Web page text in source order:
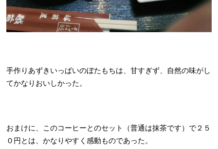
手作りあずきいっぱいのぼたもちは、甘すぎず、自然の味がし
てかなりおいしかった。
おまけに、このコーヒーとのセット（普通は抹茶です）で２５
０円とは、かなりやすく感動ものであった。